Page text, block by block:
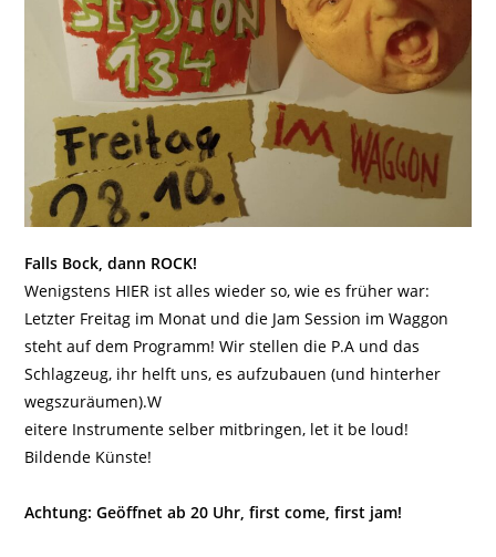
Falls Bock, dann ROCK!
Wenigstens HIER ist alles wieder so, wie es früher war:
Letzter Freitag im Monat und die Jam Session im Waggon
steht auf dem Programm! Wir stellen die P.A und das
Schlagzeug, ihr helft uns, es aufzubauen (und hinterher
wegszuräumen).W
eitere Instrumente selber mitbringen, let it be loud!
Bildende Künste!
Achtung: Geöffnet ab 20 Uhr, first come, first jam!